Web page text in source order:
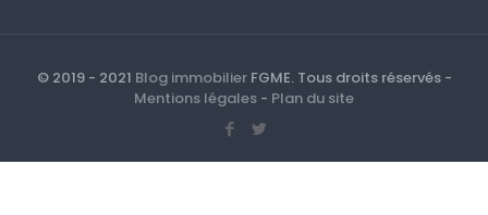
© 2019 - 2021 Blog immobilierFGME. Tous droits réservés -
Mentions légales - Plan du site